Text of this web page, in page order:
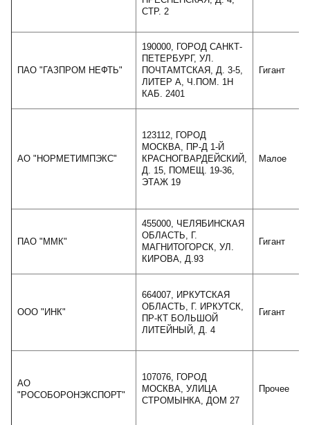
СТР. 2
ПАО "ГАЗПРОМ НЕФТЬ"
190000, ГОРОД САНКТ-
ПЕТЕРБУРГ, УЛ.
ПОЧТАМТСКАЯ, Д. 3-5,
ЛИТЕР А, Ч.ПОМ. 1Н
КАБ. 2401
Гигант
АО "НОРМЕТИМПЭКС"
123112, ГОРОД
МОСКВА, ПР-Д 1-Й
КРАСНОГВАРДЕЙСКИЙ,
Д. 15, ПОМЕЩ. 19-36,
ЭТАЖ 19
Малое
ПАО "ММК"
455000, ЧЕЛЯБИНСКАЯ
ОБЛАСТЬ, Г.
МАГНИТОГОРСК, УЛ.
КИРОВА, Д.93
Гигант
ООО "ИНК"
664007, ИРКУТСКАЯ
ОБЛАСТЬ, Г. ИРКУТСК,
ПР-КТ БОЛЬШОЙ
ЛИТЕЙНЫЙ, Д. 4
Гигант
АО
"РОСОБОРОНЭКСПОРТ"
107076, ГОРОД
МОСКВА, УЛИЦА
СТРОМЫНКА, ДОМ 27
Прочее